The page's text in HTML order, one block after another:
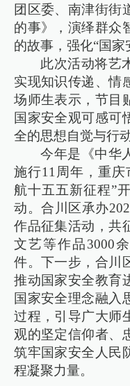
团区委、南津街街
的事》，演绎群众
的故事，强化“国家
此次活动将艺
实现知识传递、情
场师生表示，节目
国家安全观可感可
全的思想自觉与行
今年是《中华
施行11周年，重
航十五五新征程”
动。合川区承办
作品征集活动，共
文艺等作品3000
件。下一步，合川
推动国家安全教育
国家安全理念融入
过程，引导广大师
观的坚定信仰者、
筑牢国家安全人民
程凝聚力量。